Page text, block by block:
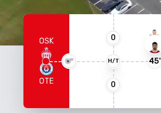
OSK
OTE
0
H/T
0
45'